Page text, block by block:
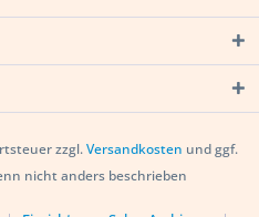
zzgl.Versandkosten und ggf.
nicht anders beschrieben